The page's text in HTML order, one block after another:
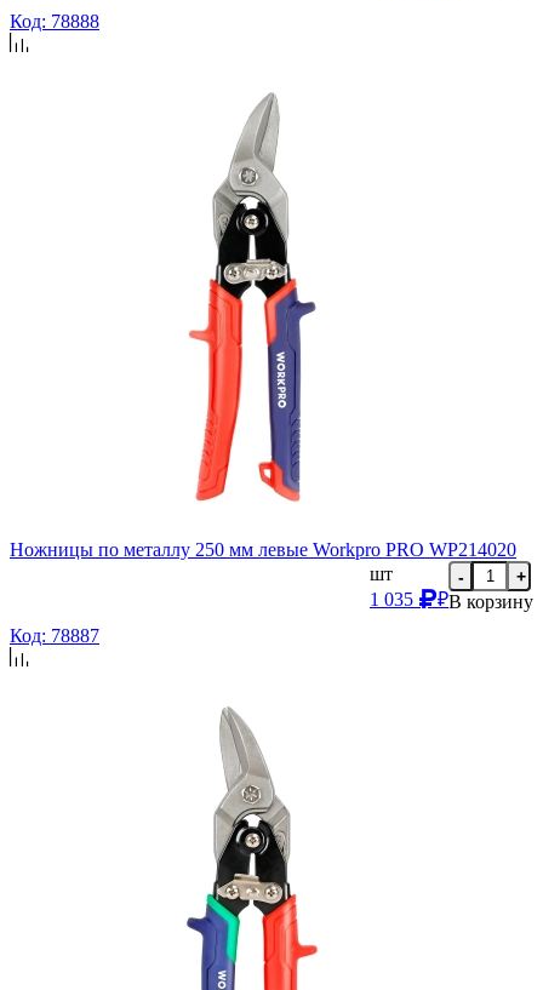
Код: 78888
Ножницы по металлу 250 мм левые Workpro PRO WP214020
шт
1 035
₽
- +
В корзину
Код: 78887